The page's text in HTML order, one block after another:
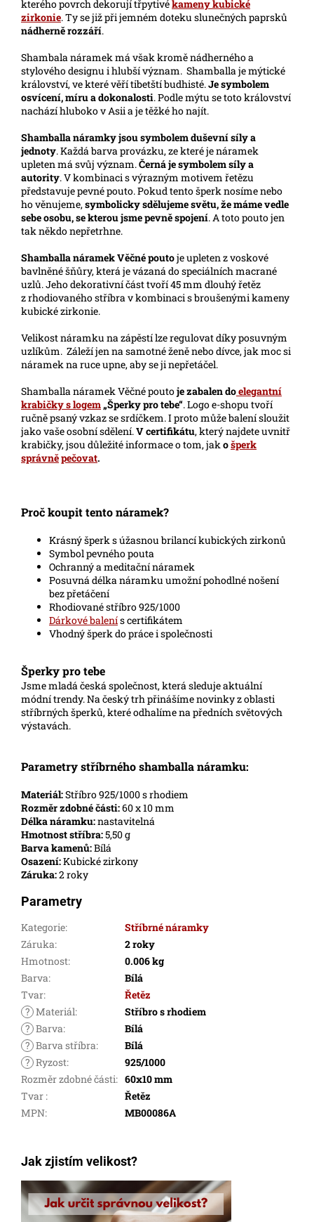
kterého povrch dekorují třpytivékameny kubické
zirkonie. Ty se již při jemném doteku slunečných paprsků
nádherně rozzáří.
Shambala náramek má však kromě nádherného a
stylového designu i hlubší význam. Shamballa je mýtické
království, ve které věří tibetští budhisté.Je symbolem
osvícení, míru a dokonalosti. Podle mýtu se toto království
nachází hluboko v Asii a je těžké ho najít.
Shamballa náramky jsou symbolem duševní síly a
jednoty. Každá barva provázku, ze které je náramek
upleten má svůj význam.Černá je symbolem síly a
autority. V kombinaci s výrazným motivem řetězu
představuje pevné pouto. Pokud tento šperk nosíme nebo
ho věnujeme,symbolicky sdělujeme světu, že máme vedle
sebe osobu, se kterou jsme pevně spojení. A toto pouto jen
tak někdo nepřetrhne.
Shamballa náramekVěčné poutoje upleten z voskové
bavlněné šňůry, která je vázaná do speciálních macrané
uzlů. Jeho dekorativní část tvoří 45 mm dlouhý řetěz
z rhodiovaného stříbra v kombinaci s broušenými kameny
kubické zirkonie.
Velikost náramku na zápěstí lze regulovat díky posuvným
uzlíkům. Záleží jen na samotné ženě nebo dívce, jak moc si
náramek na ruce upne, aby se ji nepřetáčel.
Shamballa náramek Věčné poutoje zabalen doelegantní
krabičky s logem „Šperky pro tebe“. Logo e-shopu tvoří
ručně psaný vzkaz se srdíčkem. I proto může balení sloužit
jako vaše osobní sdělení.V certifikátu, který najdete uvnitř
krabičky, jsou důležité informace o tom, jakošperk
správněpečovat.
Proč koupit tento náramek?
Krásný šperk s úžasnou brilancí kubických zirkonů
Symbol pevného pouta
Ochranný a meditační náramek
Posuvná délka náramku umožní pohodlné nošení
bez přetáčení
Rhodiované stříbro 925/1000
Dárkové balenís certifikátem
Vhodný šperk do práce i společnosti
Šperky pro tebe
Jsme mladá česká společnost, která sleduje aktuální
módní trendy. Na český trh přinášíme novinky z oblasti
stříbrných šperků, které odhalíme na předních světových
výstavách.
Parametry stříbrného shamballa náramku:
Materiál:Stříbro 925/1000 s rhodiem
Rozměr zdobné části:60 x 10 mm
Délka náramku:nastavitelná
Hmotnost stříbra:5,50 g
Barva kamenů:Bílá
Osazení:Kubické zirkony
Záruka:2 roky
Parametry
Kategorie:
Stříbrné náramky
Záruka:
2 roky
Hmotnost:
0.006 kg
Barva:
Bílá
Tvar:
Řetěz
? Materiál:
Stříbro s rhodiem
? Barva:
Bílá
? Barva stříbra:
Bílá
? Ryzost:
925/1000
Rozměr zdobné části: 60x10 mm
Tvar :
Řetěz
MPN: MB00086A
Jak zjistím velikost?